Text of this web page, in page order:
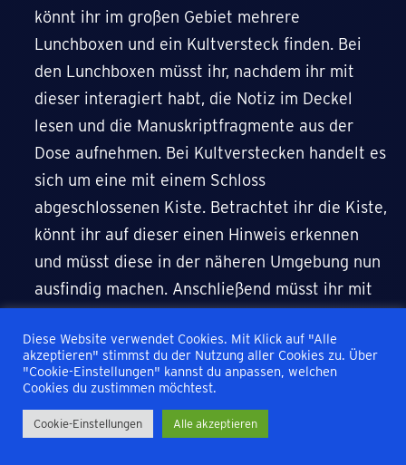
könnt ihr im großen Gebiet mehrere
Lunchboxen und ein Kultversteck finden. Bei
den Lunchboxen müsst ihr, nachdem ihr mit
dieser interagiert habt, die Notiz im Deckel
lesen und die Manuskriptfragmente aus der
Dose aufnehmen. Bei Kultverstecken handelt es
sich um eine mit einem Schloss
abgeschlossenen Kiste. Betrachtet ihr die Kiste,
könnt ihr auf dieser einen Hinweis erkennen
und müsst diese in der näheren Umgebung nun
ausfindig machen. Anschließend müsst ihr mit
Taste drücken. Gebt hier die richtigen Symbole
ein und sammelt anschließend sämtliche
Gegenstände, die sich in der Kiste befinden, ein.
Habt ihr erstmals eine Lunchbox und ein
Diese Website verwendet Cookies. Mit Klick auf "Alle
akzeptieren" stimmst du der Nutzung aller Cookies zu. Über
"Cookie-Einstellungen" kannst du anpassen, welchen
Cookies du zustimmen möchtest.
Cookie-Einstellungen Alle akzeptieren